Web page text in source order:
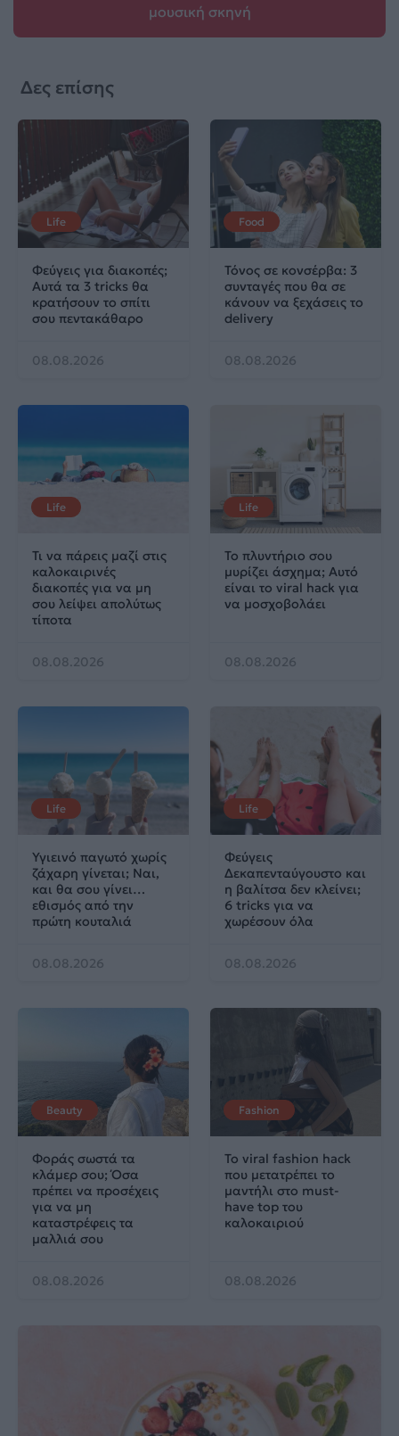
μουσική σκηνή
Δες επίσης
Life
Φεύγεις για διακοπές;
Αυτά τα 3 tricks θα
κρατήσουν το σπίτι
σου πεντακάθαρο
08.08.2026
Food
Τόνος σε κονσέρβα: 3
συνταγές που θα σε
κάνουν να ξεχάσεις το
delivery
08.08.2026
Life
Τι να πάρεις μαζί στις
καλοκαιρινές
διακοπές για να μη
σου λείψει απολύτως
τίποτα
08.08.2026
Life
Το πλυντήριο σου
μυρίζει άσχημα; Αυτό
είναι το viral hack για
να μοσχοβολάει
08.08.2026
Life
Υγιεινό παγωτό χωρίς
ζάχαρη γίνεται; Ναι,
και θα σου γίνει…
εθισμός από την
πρώτη κουταλιά
08.08.2026
Life
Φεύγεις
Δεκαπενταύγουστο και
η βαλίτσα δεν κλείνει;
6 tricks για να
χωρέσουν όλα
08.08.2026
Beauty
Φοράς σωστά τα
κλάμερ σου; Όσα
πρέπει να προσέχεις
για να μη
καταστρέφεις τα
μαλλιά σου
08.08.2026
Fashion
Το viral fashion hack
που μετατρέπει το
μαντήλι στο must-
have top του
καλοκαιριού
08.08.2026